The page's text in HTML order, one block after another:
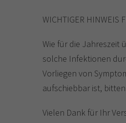
WICHTIGER HINWEIS
Wie für die Jahreszeit
solche Infektionen
Vorliegen von
aufschiebbar ist,
Vielen Dank für Ihr